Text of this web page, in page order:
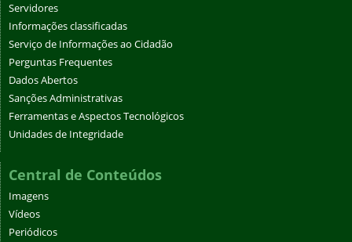
Servidores
Informações classificadas
Serviço de Informações ao Cidadão
Perguntas Frequentes
Dados Abertos
Sanções Administrativas
Ferramentas e Aspectos Tecnológicos
Unidades de Integridade
Central de Conteúdos
Imagens
Vídeos
Periódicos